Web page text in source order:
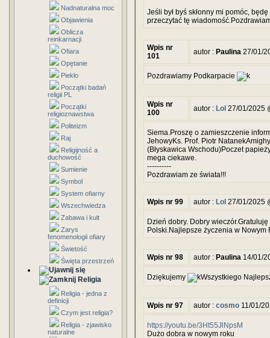
Nadnaturalna moc
Objawienia
Oblicza
reinkarnacji
Ofiara
Opętanie
Piekło
Początki badań
religii PL
Początki
religioznawstwa
Politeizm
Raj
Religijność a
duchowość
Sumienie
Symbol
System ofiarny
Wszechwiedza
Zabawa i kult
Zarys
fenomenologii ofiary
Świetość
Święta przestrzeń
Religia
Religia - jedna z
definicji
Czym jest religia?
Religia - zjawisko
naturalne
Jeśli był byś skłonny mi pomóc,
przeczytać tę
Wpis nr
101
autor : Paulina27/01/
Pozdrawiamy Podkarpacie
Wpis nr
100
autor : Lol 27/01/2025
Siema.Proszę o zamieszczenie
JehowyKs. Prof. Piotr
(Błyskawica Wschodu)Poczet
mega ciekawe.
----------
Pozdrawiam ze świata!!!
Wpis nr 99 autor : Lol 27/01/2025
Dzień dobry. Dobry
Polski.Najlepsze życzenia w Nowym
Wpis nr 98 autor : Paulina14/01/
Dziękujemy Wszystkiego
Wpis nr 97 autor : cosmo11/01/
https://youtu.be/3Ht55JlNpsM
Dużo dobra w nowym roku